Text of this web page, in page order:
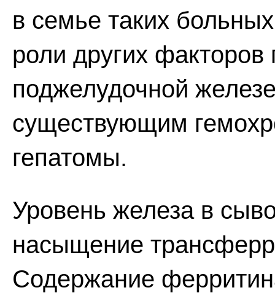
в семье таких
роли других
поджелудочной
существующим
гепатомы.
Уровень железа в
насыщение
Содержание